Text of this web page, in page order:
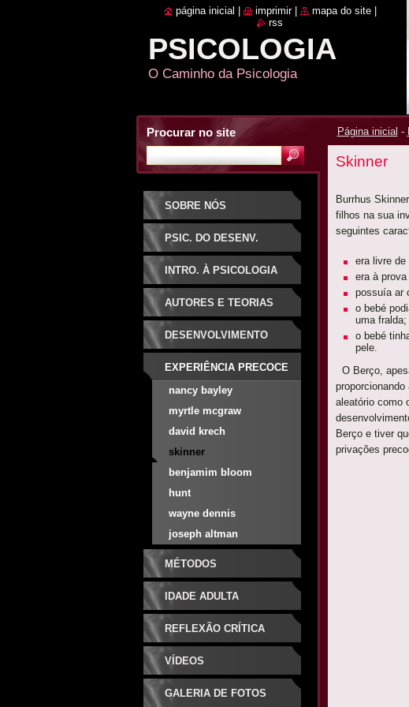
PSICOLOGIA
O Caminho da Psicologia
Página inicial -
Skinner
Burrhus
filhos na sua
seguintes
era livre de
era à
possuía ar
o bebé
uma fralda;
o bebé
pele.
O Berço,
aleatório como
Berço e tiver
privações
SOBRE NÓS
PSIC. DO DESENV.
INTRO. À PSICOLOGIA
AUTORES E TEORIAS
DESENVOLVIMENTO
EXPERIÊNCIA PRECOCE
nancy bayley
myrtle mcgraw
david krech
skinner
benjamim bloom
hunt
wayne dennis
joseph altman
MÉTODOS
IDADE ADULTA
REFLEXÃO CRÍTICA
VÍDEOS
GALERIA DE FOTOS
Procurar no site
página inicial imprimir mapa do site
rss